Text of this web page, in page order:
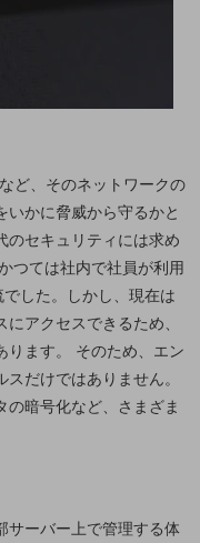
ちら
ど、そのネットワークの
いかに脅威から守るかと
のセキュリティには求め
つては社内で社員が利用
した。しかし、現在は
アクセスできるため、
ります。 そのため、エン
だけではありません。
の暗号化など、さまざま
サーバー上で管理する体